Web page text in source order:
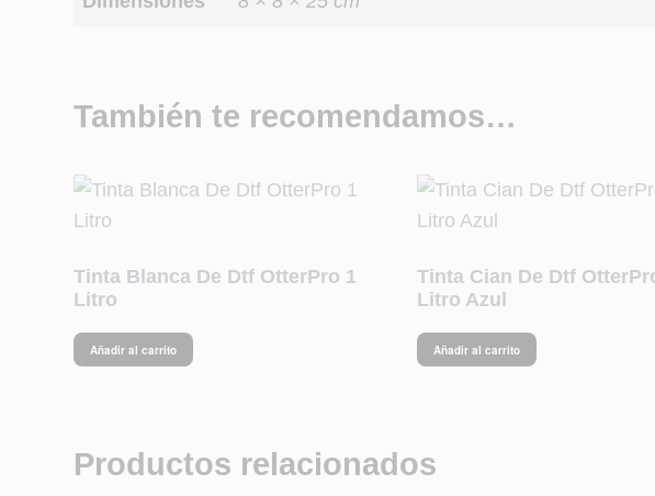
También te recomendamos…
Tinta Blanca De Dtf OtterPro 1
Litro
Añadir al carrito
Tinta Cian De Dtf
Litro Azul
Añadir al carrito
Productos relacionados